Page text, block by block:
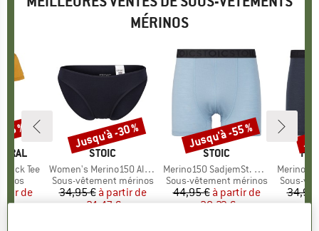
MÉRINOS
Tee
réduit
de
%
MARQUE
STOIC
Article
Women's Merino150 AlsenSt. Brief
Product group
Sous-vêtement mérinos
Prix
34,95 € Prix réduit
à partir de
24,47 €
Remise
Jusqu'à -30 %
MARQUE
STOIC
Article
Merino150 SadjemSt. Boxer
Product group
Sous-vêtement mérinos
Prix
44,95 € Prix réduit
à partir de
20,23 €
Remise
Jusqu'à -55 %
Article
Product
Sous-
34,95